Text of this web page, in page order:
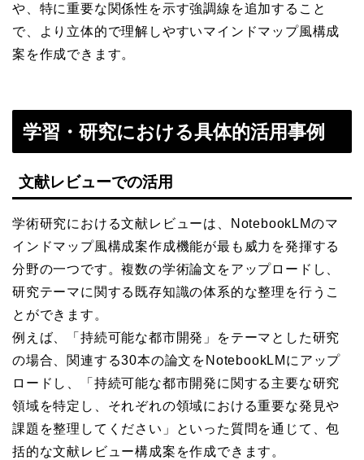
や、特に重要な関係性を示す強調線を追加すること
で、より立体的で理解しやすいマインドマップ風構成
案を作成できます。
学習・研究における具体的活用事例
文献レビューでの活用
学術研究における文献レビューは、NotebookLMのマ
インドマップ風構成案作成機能が最も威力を発揮する
分野の一つです。複数の学術論文をアップロードし、
研究テーマに関する既存知識の体系的な整理を行うこ
とができます。
例えば、「持続可能な都市開発」をテーマとした研究
の場合、関連する30本の論文をNotebookLMにアップ
ロードし、「持続可能な都市開発に関する主要な研究
領域を特定し、それぞれの領域における重要な発見や
課題を整理してください」といった質問を通じて、包
括的な文献レビュー構成案を作成できます。